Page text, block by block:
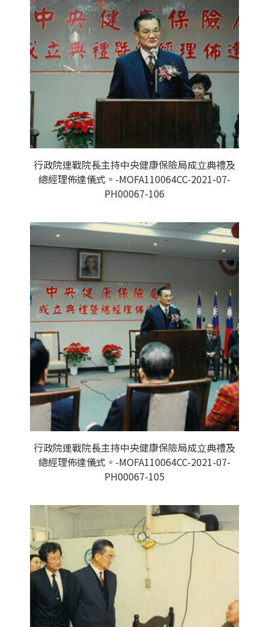
行政院連戰院長主持中央健康保險局成立典禮及
總經理佈達儀式。-MOFA110064CC-2021-07-
PH00067-106
行政院連戰院長主持中央健康保險局成立典禮及
總經理佈達儀式。-MOFA110064CC-2021-07-
PH00067-105